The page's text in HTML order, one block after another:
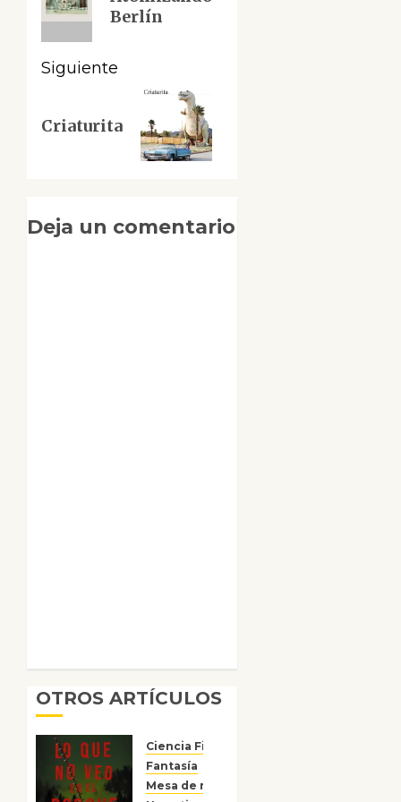
entradas
anterior:Berlín
Siguiente
entrada:
Criaturita
Deja un comentario
OTROS ARTÍCULOS
Ciencia Ficción
Fantasía
Mesa de novedades